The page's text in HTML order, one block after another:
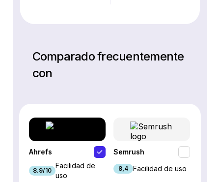
Comparado frecuentemente
con
Ahrefs
8.9/10
Facilidad de
uso
Semrush
8,4 Facilidad de uso